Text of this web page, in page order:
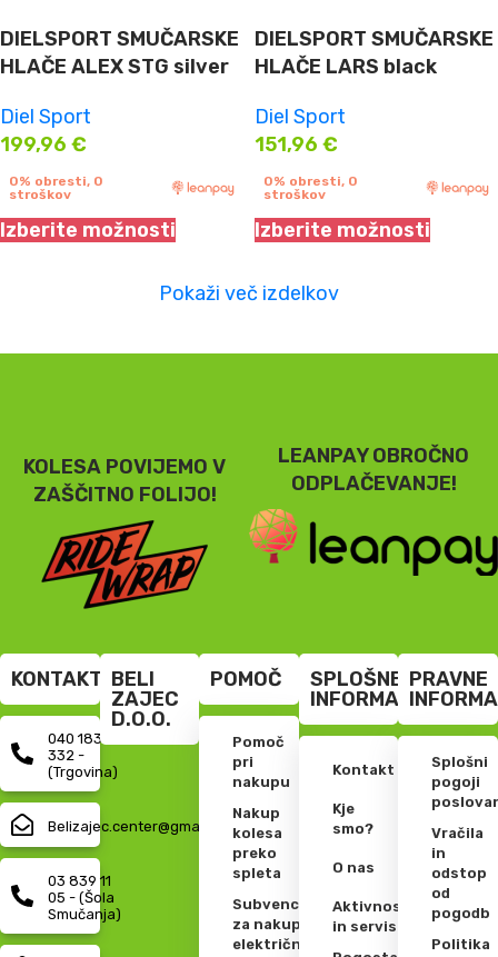
DIELSPORT SMUČARSKE
HLAČE ALEX STG silver
Diel Sport
199,96 €
0% obresti, 0
stroškov
Izberite možnosti
DIELSPORT SMUČARSKE
HLAČE LARS black
Diel Sport
151,96 €
0% obresti, 0
stroškov
Izberite možnosti
Pokaži več izdelkov
KOLESA POVIJEMO V
ZAŠČITNO FOLIJO!
LEANPAY OBROČNO
ODPLAČEVANJE!
KONTAKT
040 183
332 -
(Trgovina)
Belizajec.center@gmail.com
03 839 11
05 - (Šola
Smučanja)
BELI
ZAJEC
D.O.O.
POMOČ
Pomoč
pri
nakupu
Nakup
kolesa
preko
spleta
Subvencije
za nakup
električnih
SPLOŠNE
INFORMACIJE
Kontakt
Kje
smo?
O nas
Aktivnosti
in servis
PRAVNE
Splošni
pogoji
Vračila
in
odstop
od
pogodb
Politika